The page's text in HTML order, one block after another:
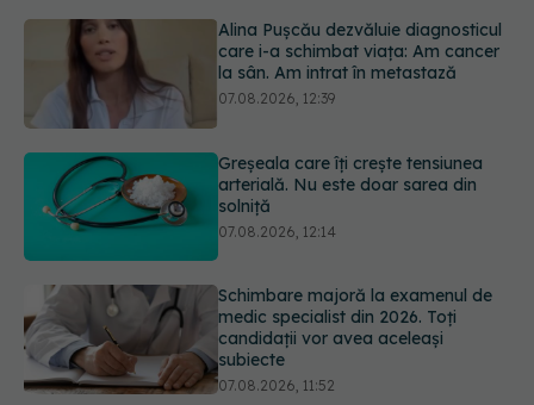
Greșeala care îți crește tensiunea
arterială. Nu este doar sarea din
solniță
07.08.2026, 12:14
Schimbare majoră la examenul de
medic specialist din 2026. Toți
candidații vor avea aceleași
subiecte
Ashwagandha: 4 efecte adverse
potențial grave
07.08.2026, 11:03